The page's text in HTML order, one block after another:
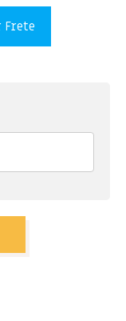
Frete